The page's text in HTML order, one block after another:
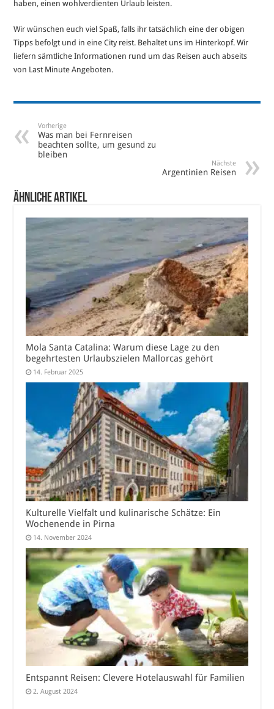
haben, einen wohlverdienten Urlaub leisten.
Wir wünschen euch viel Spaß, falls ihr tatsächlich eine der obigen
Tipps befolgt und in eine City reist. Behaltet uns im Hinterkopf. Wir
liefern sämtliche Informationen rund um das Reisen auch abseits
von Last Minute Angeboten.
Vorherige
Was man bei Fernreisen
beachten sollte, um gesund zu
bleiben
Nächste
Argentinien Reisen
Ähnliche Artikel
Mola Santa Catalina: Warum diese Lage zu den
begehrtesten Urlaubszielen Mallorcas gehört
14. Februar 2025
Kulturelle Vielfalt und kulinarische Schätze: Ein
Wochenende in Pirna
14. November 2024
Entspannt Reisen: Clevere Hotelauswahl für Familien
2. August 2024